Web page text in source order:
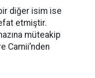
diğer isim ise
etmiştir.
müteakip
Camii’nden